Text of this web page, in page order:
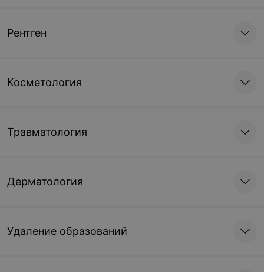
Рентген
Косметология
Травматология
Дерматология
Удаление образований